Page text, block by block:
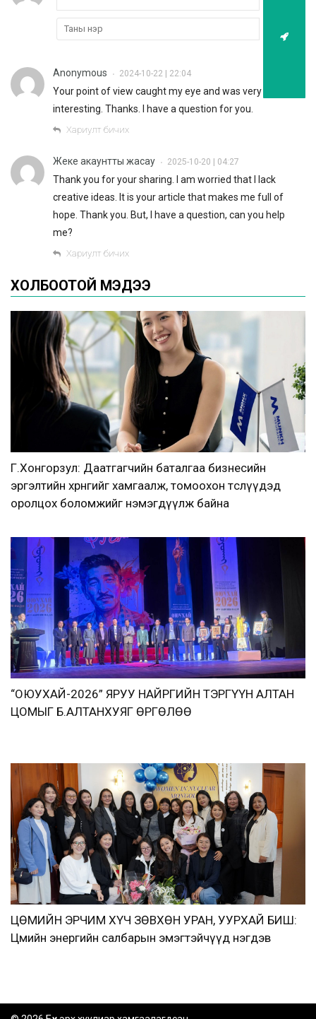
Anonymous • 2024-10-22 | 22:04
Your point of view caught my eye and was very
interesting. Thanks. I have a question for you.
Хариулт бичих
Жеке акаунтты жасау • 2025-10-20 | 04:27
Thank you for your sharing. I am worried that I lack
creative ideas. It is your article that makes me full of
hope. Thank you. But, I have a question, can you help
me?
Хариулт бичих
ХОЛБООТОЙ МЭДЭЭ
Г.Хонгорзул: Даатгагчийн баталгаа бизнесийн
эргэлтийн хөрөнгийг хамгаалж, томоохон төслүүдэд
оролцох боломжийг нэмэгдүүлж байна
“ОЮУХАЙ-2026” ЯРУУ НАЙРГИЙН ТЭРГҮҮН АЛТАН
ЦОМЫГ Б.АЛТАНХУЯГ ӨРГӨЛӨӨ
ЦӨМИЙН ЭРЧИМ ХҮЧ ЗӨВХӨН УРАН, УУРХАЙ БИШ:
Цөмийн энергийн салбарын эмэгтэйчүүд нэгдэв